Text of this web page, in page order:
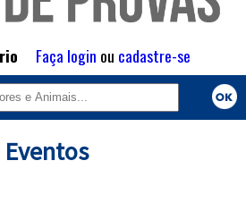
Faça login ou cadastre-se